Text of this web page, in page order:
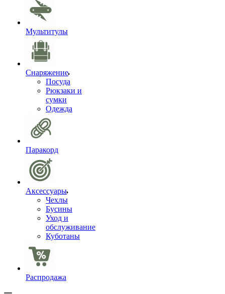
Мультитулы
Снаряжение
Посуда
Рюкзаки и
сумки
Одежда
Паракорд
Аксессуары
Чехлы
Бусины
Уход и
обслуживание
Куботаны
Распродажа